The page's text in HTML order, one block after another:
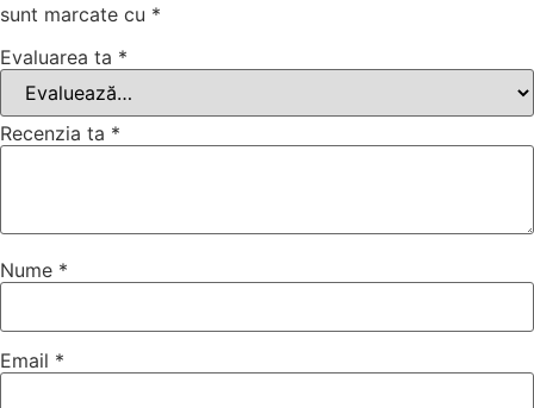
sunt marcate cu *
Evaluarea ta *
Recenzia ta *
Nume *
Email *